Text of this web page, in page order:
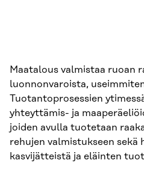
Maatalous valmistaa ruoan
luonnonvaroista,
Tuotantoprosessien
yhteyttämis- ja
joiden avulla tuotetaan
rehujen valmistukseen sekä
kasvijätteistä ja eläinten